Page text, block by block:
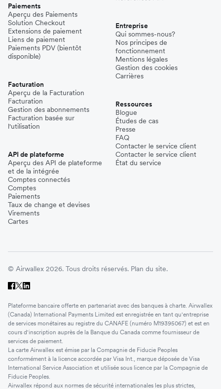
Paiements
Aperçu des Paiements
Solution Checkout
Extensions de paiement
Liens de paiement
Paiements PDV (bientôt
disponible)
Facturation
Aperçu de la Facturation
Facturation
Gestion des abonnements
Facturation basée sur
l'utilisation
API de plateforme
Aperçu des API de plateforme
et de la intégrée
Comptes connectés
Comptes
Paiements
Taux de change et devises
Virements
Cartes
Entreprise
Qui sommes-nous?
Nos principes de
fonctionnement
Mentions légales
Gestion des cookies
Carrières
Ressources
Blogue
Études de cas
Presse
FAQ
Contacter le service client
Contacter le service client
État du service
© Airwallex 2026. Tous droits réservés. Plan du site.
Plateforme bancaire offerte en partenariat avec des banques à charte. Airwallex
(Canada) International Payments Limited est enregistrée en tant qu'entreprise
de services monétaires au registre du CANAFE (numéro M19395067) et est en
cours d'inscription auprès de la Banque du Canada comme fournisseur de
services de paiement.
La carte Airwallex est émise par la Compagnie de Fiducie Peoples
conformément à la licence accordée par Visa Int., marque déposée de Visa
International Service Association et utilisée sous licence par la Compagnie de
Fiducie Peoples.
Airwallex répond aux normes de sécurité internationales les plus strictes,